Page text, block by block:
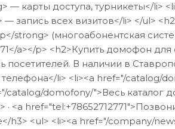
— карты доступа, турникеты</li>
всех визитов</li> </ul>
strong> (многоабонентская
71</a></p> <h2>Купить
посетителей. В наличии в
телефона</li> <li><a href="/
catalog/domofony/">Весь
<a
h3> <ul> <li><a href="/company/